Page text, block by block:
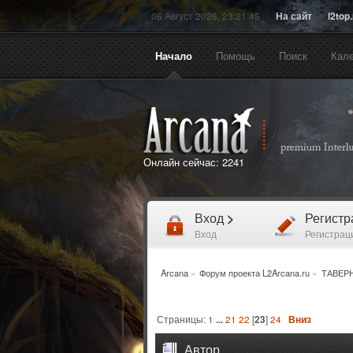
06 Август 2026, 23:21:45 На сайт
Начало Помощь Поиск
Онлайн сейчас: 2241
Вход >
Вход
Arcana» Форум проекта L2Arcana.ru »
Страницы: 1 ...21 22 [23]24 Вниз
Автор